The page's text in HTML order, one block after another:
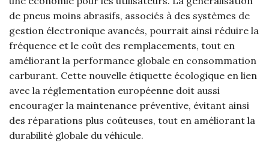
de pneus moins abrasifs, associés à des systèmes de
gestion électronique avancés, pourrait ainsi réduire la
fréquence et le coût des remplacements, tout en
améliorant la performance globale en consommation
carburant. Cette nouvelle étiquette écologique en lien
avec la réglementation européenne doit aussi
encourager la maintenance préventive, évitant ainsi
des réparations plus coûteuses, tout en améliorant la
durabilité globale du véhicule.